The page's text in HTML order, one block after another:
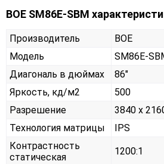
BOE SM86E-SBM
Производитель
BOE
Модель
SM86E-
Диагональ в дюймах
86"
Яркость, кд/м2
500
Разрешение
3840 x
Технология матрицы
IPS
Контрастность
статическая
1200:1